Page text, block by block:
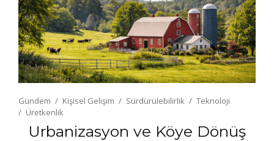
Gündem Kişisel Gelişim Sürdürülebilirlik
Teknoloji
Üretkenlik
Urbanizasyon ve Köye Dönüş